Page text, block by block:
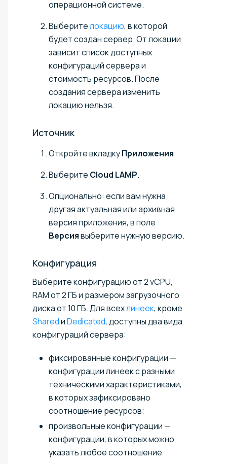
операционной системе.
Выберителокацию, в которой
будет создан сервер. От локации
зависит список доступных
конфигураций сервера и
стоимость ресурсов. После
создания сервера изменить
локацию нельзя.
Источник
Откройте вкладкуПриложения.
Выберите Cloud LAMP.
Опционально: если вам нужна
другая актуальная или архивная
версия приложения, в поле
Версиявыберите нужную версию.
Конфигурация
Выберите конфигурацию от2 vCPU,
RAM от 2 ГБ и размером загрузочного
диска от 10 ГБ. Для всехлинеек, кроме
SharedиDedicated, доступны два вида
конфигураций сервера:
фиксированные конфигурации —
конфигурации линеек с разными
техническими характеристиками,
в которых зафиксировано
соотношение ресурсов;
произвольные конфигурации —
конфигурации, в которых можно
указать любое соотношение